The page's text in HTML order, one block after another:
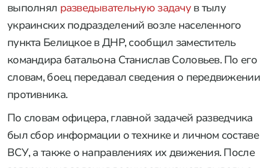
выполнял разведывательную задачув тылу
украинских подразделений возле населенного
пункта Белицкое в ДНР, сообщил заместитель
командира батальона Станислав Соловьев. По его
словам, боец передавал сведения о передвижении
противника.
По словам офицера, главной задачей разведчика
был сбор информации о технике и личном составе
ВСУ, а также о направлениях их движения. После